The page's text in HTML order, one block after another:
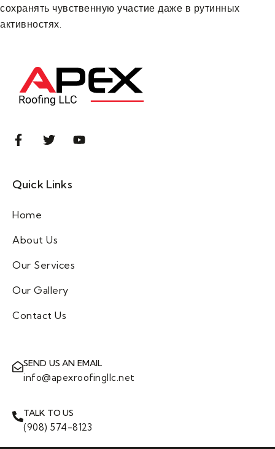
сохранять чувственную участие даже в рутинных
активностях.
Quick Links
Home
About Us
Our Services
Our Gallery
Contact Us
SEND US AN EMAIL
info@apexroofingllc.net
TALK TO US
(908) 574-8123